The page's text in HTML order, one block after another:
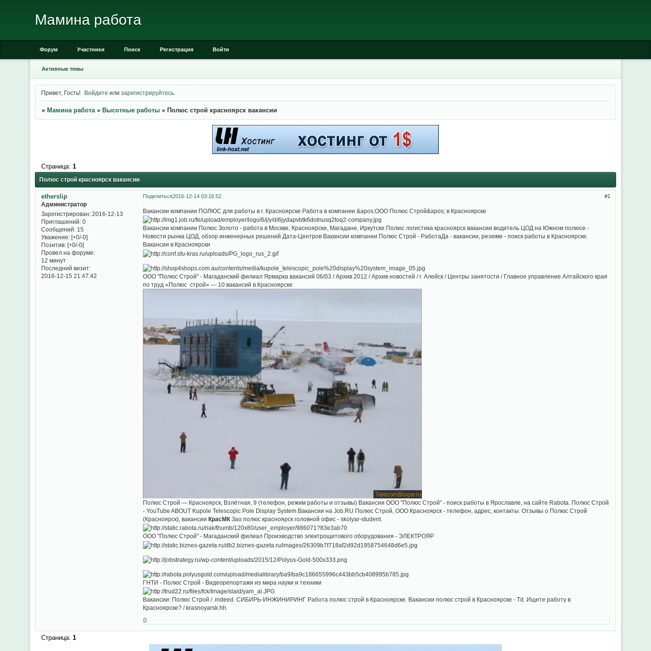
Мамина работа
Форум Участники Поиск Регистрация Войти
Активные темы
Привет, Гость! Войдите илизарегистрируйтесь
» Мамина работа » Высотные работы » Полюс строй красноярск вакансии
Полюс строй красноярск вакансии
Страница: 1
Поделиться 1
2016-12-14 03:16:52
etherslip
Администратор
Зарегистрирован: 2016-12-13
Приглашений:0
Сообщений:15
Уважение: [+0/-0]
Позитив: [+0/-0]
Провел на форуме:
12 минут
Последний визит:
2016-12-15 21:47:42
Вакансии компании ПОЛЮС для работы в г. Красноярске Работа в компании &apos;ООО Полюс Строй&apos; в Красноярске
Вакансии компании Полюс Золото - работа в Москве, Красноярске, Магадане, Иркутске Полюс логистика красноярск вакансии водитель ЦОД на Южном полюсе -
Новости рынка ЦОД, обзор инженерных решений Дата-Центров Вакансии компании Полюс Строй - РаботаДа - вакансии, резюме - поиск работы в Красноярске.
Вакансии в Красноярски
ООО "Полюс Строй" - Магаданский филиал Ярмарка вакансий 06/03 / Архив 2012 / Архив новостей / г. Алейск / Центры занятости / Главное управление Алтайского края
по труд «Полюс строй» — 10 вакансий в Красноярске
Полюс Строй — Красноярск, Взлётная, 9 (телефон, режим работы и отзывы) Вакансии ООО "Полюс Строй" - поиск работы в Ярославле, на сайте Rabota. Полюс Строй
- YouTube ABOUT Kupole Telescopic Pole Display System Вакансии на Job.RU Полюс Строй, ООО Красноярск - телефон, адрес, контакты. Отзывы о Полюс Строй
(Красноярск), вакансииКрасМК Зао полюс красноярск головной офис - skolyar-student.
ООО "Полюс Строй" - Магаданский филиал Производство электрощитового оборудования - ЭЛЕКТРОЯР
ГНТИ - Полюс Строй - Видеорепортажи из мира науки и техники
Вакансии: Полюс Строй / .indeed. СИБИРЬ-ИНЖИНИРИНГ Работа полюс строй в Красноярске. Вакансии полюс строй в Красноярске - Td. Ищете работу в
Красноярске? / krasnoyarsk.hh.
0
Страница: 1